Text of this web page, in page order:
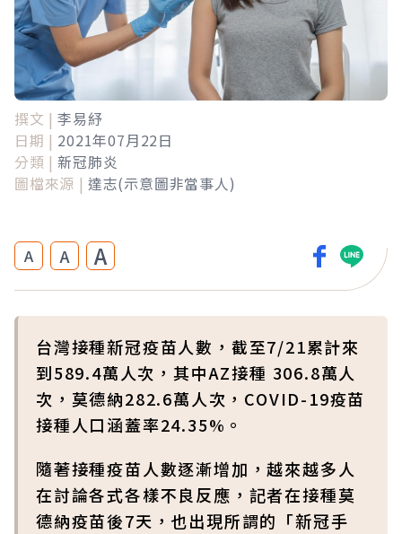
撰文 | 李易紓
日期 | 2021年07月22日
分類 | 新冠肺炎
圖檔來源 | 達志(示意圖非當事人)
A A A
台灣接種新冠疫苗人數，截至7/21累計來
到589.4萬人次，其中AZ接種 306.8萬人
次，莫德納282.6萬人次，COVID-19疫苗
接種人口涵蓋率24.35%。
隨著接種疫苗人數逐漸增加，越來越多人
在討論各式各樣不良反應，記者在接種莫
德納疫苗後7天，也出現所謂的「新冠手